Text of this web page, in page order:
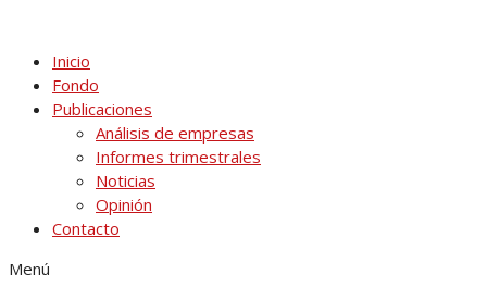
contenido
Inicio
Fondo
Publicaciones
Análisis de empresas
Informes trimestrales
Noticias
Opinión
Contacto
Menú